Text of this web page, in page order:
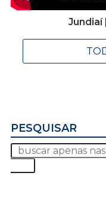
Jundiaí
PESQUISAR